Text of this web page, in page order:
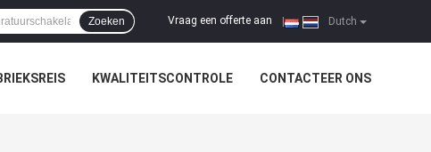
Dutch
Vraag een offerte aan
Zoeken
KWALITEITSCONTROLE CONTACTEER ONS